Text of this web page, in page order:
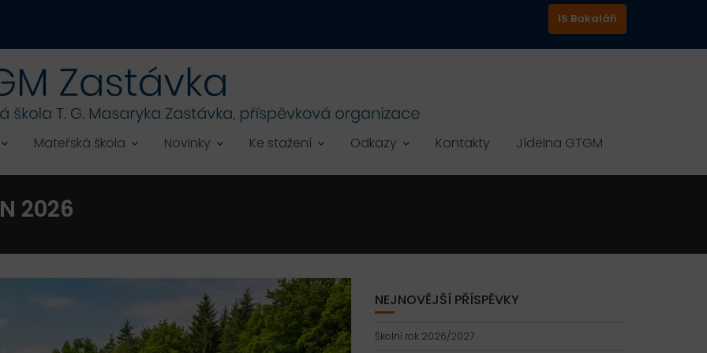
IS Bakaláři
Mateřská škola Novinky Ke stažení Odkazy Kontakty Jídelna GTGM
2026
NEJNOVĚJŠÍ PŘÍSPĚVKY
Školní rok 2026/2027